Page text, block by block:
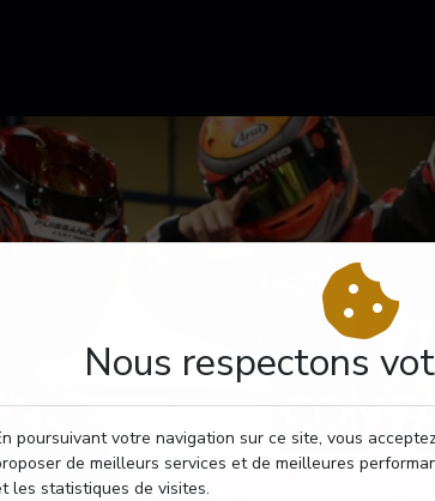
Nous respectons
poursuivant votre navigation sur ce site, vous
de meilleurs services et de meilleures
les statistiques de visites.
RÉSERVEZ VOTRE